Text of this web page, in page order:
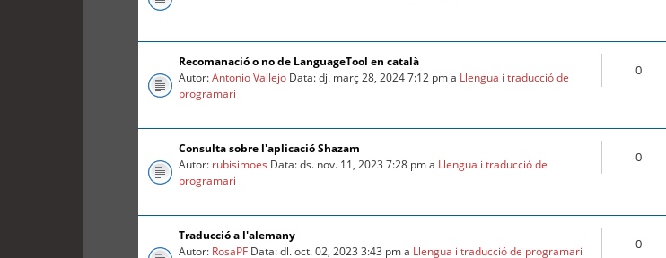
Recomanació o no de LanguageTool en català
Autor:Antonio Vallejo Data: dj. març 28, 2024 7:12 pm a Llengua i traducció de
programari
0
Consulta sobre l'aplicació Shazam
Autor: rubisimoes Data: ds. nov. 11, 2023 7:28 pm a Llengua i traducció de
programari
0
Traducció a l'alemany
Autor: RosaPF Data: dl. oct. 02, 2023 3:43 pm a Llengua i traducció de programari 0